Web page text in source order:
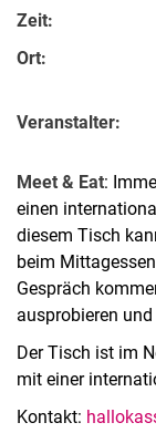
Zeit:
Ort:
Veranstalter:
Meet & Eat:
einen
diesem Tisch
beim
Gespräch
ausprobieren
Der Tisch ist im
mit einer
Kontakt: